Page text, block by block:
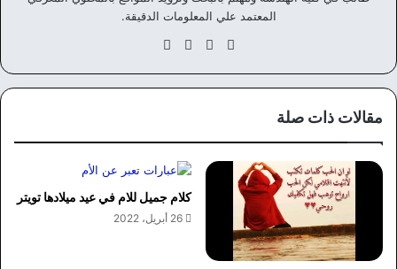
المعتمد علي المعلومات الدقيقة.
موق
الوي
في
وك
‫X
ام
مقالات ذات صلة
كلام جميل للام في عيد ميلادها تويتر
26 أبريل، 2022